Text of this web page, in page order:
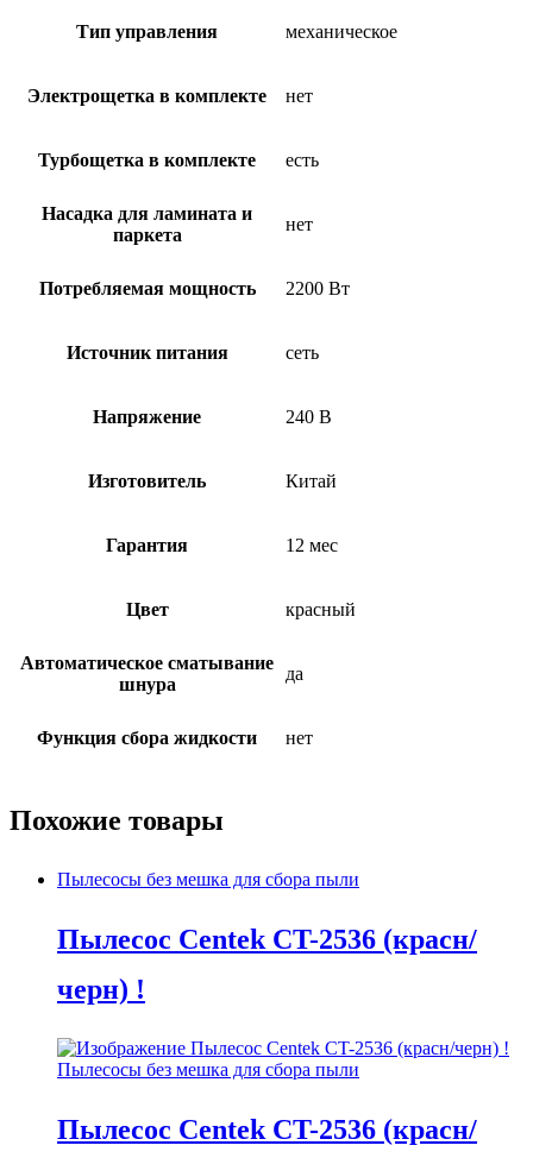
Тип управления механическое
Электрощетка в комплекте нет
Турбощетка в комплекте есть
Насадка для ламината и
паркета
нет
Потребляемая мощность 2200 Вт
Источник питания сеть
Напряжение 240 В
Изготовитель Китай
Гарантия 12 мес
Цвет красный
Автоматическое сматывание
шнура
да
Функция сбора жидкости нет
Похожие товары
Пылесосы без мешка для сбора пыли
Пылесос Centek CT-2536 (красн/
черн) !
Пылесосы без мешка для сбора пыли
Пылесос Centek CT-2536 (красн/